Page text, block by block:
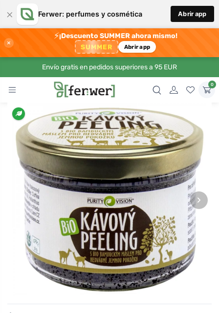
× Ferwer: perfumes y cosmética Abrir app
×
⚡¡Descuento SUMMER ahora mismo!
SUMMER Abrir app
Envío gratis en pedidos superiores a 95 EUR
0
›